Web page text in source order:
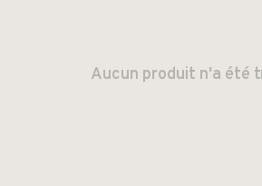
Aucun produit n'a été